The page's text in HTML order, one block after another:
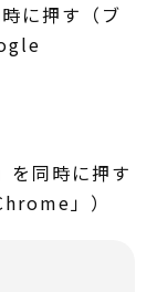
に押す（ブ
を同時に押す
」）